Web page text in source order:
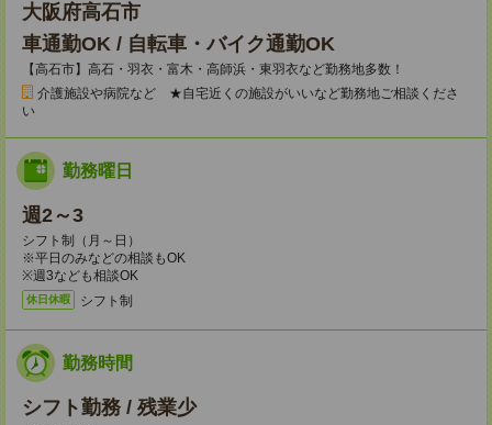
大阪府高石市
車通勤OK / 自転車・バイク通勤OK
【高石市】高石・羽衣・富木・高師浜・東羽衣など勤務地多数！
介護施設や病院など ★自宅近くの施設がいいなど勤務地ご相談くださ
い
勤務曜日
週2～3
シフト制（月～日）
※平日のみなどの相談もOK
※週3なども相談OK
休日休暇 シフト制
勤務時間
シフト勤務 / 残業少